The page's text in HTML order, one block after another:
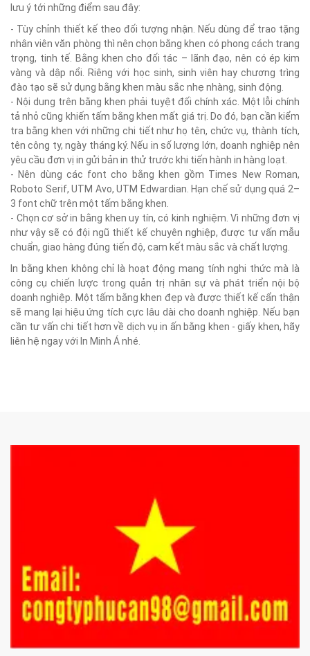
lưu ý tới những điểm sau đây:
- Tùy chỉnh thiết kế theo đối tượng nhận. Nếu dùng để trao tặng
nhân viên văn phòng thì nên chọn bằng khen có phong cách trang
trọng, tinh tế. Bằng khen cho đối tác – lãnh đạo, nên có ép kim
vàng và dập nổi. Riêng với học sinh, sinh viên hay chương trìng
đào tạo sẽ sử dụng bằng khen màu sắc nhẹ nhàng, sinh động.
- Nội dung trên bằng khen phải tuyệt đối chính xác. Một lỗi chính
tả nhỏ cũng khiến tấm bằng khen mất giá trị. Do đó, bạn cần kiểm
tra bằng khen với những chi tiết như họ tên, chức vụ, thành tích,
tên công ty, ngày tháng ký. Nếu in số lượng lớn, doanh nghiệp nên
yêu cầu đơn vị in gửi bản in thử trước khi tiến hành in hàng loạt.
- Nên dùng các font cho bằng khen gồm Times New Roman,
Roboto Serif, UTM Avo, UTM Edwardian. Hạn chế sử dụng quá 2–
3 font chữ trên một tấm bằng khen.
- Chọn cơ sở in bằng khen uy tín, có kinh nghiệm. Vì những đơn vị
như vậy sẽ có đội ngũ thiết kế chuyên nghiệp, được tư vấn mẫu
chuẩn, giao hàng đúng tiến độ, cam kết màu sắc và chất lượng.
In bằng khen không chỉ là hoạt động mang tính nghi thức mà là
công cụ chiến lược trong quản trị nhân sự và phát triển nội bộ
doanh nghiệp. Một tấm bằng khen đẹp và được thiết kế cẩn thận
sẽ mang lại hiệu ứng tích cực lâu dài cho doanh nghiệp. Nếu bạn
cần tư vấn chi tiết hơn về dịch vụ in ấn bằng khen - giấy khen, hãy
liên hệ ngay với In Minh Á nhé.